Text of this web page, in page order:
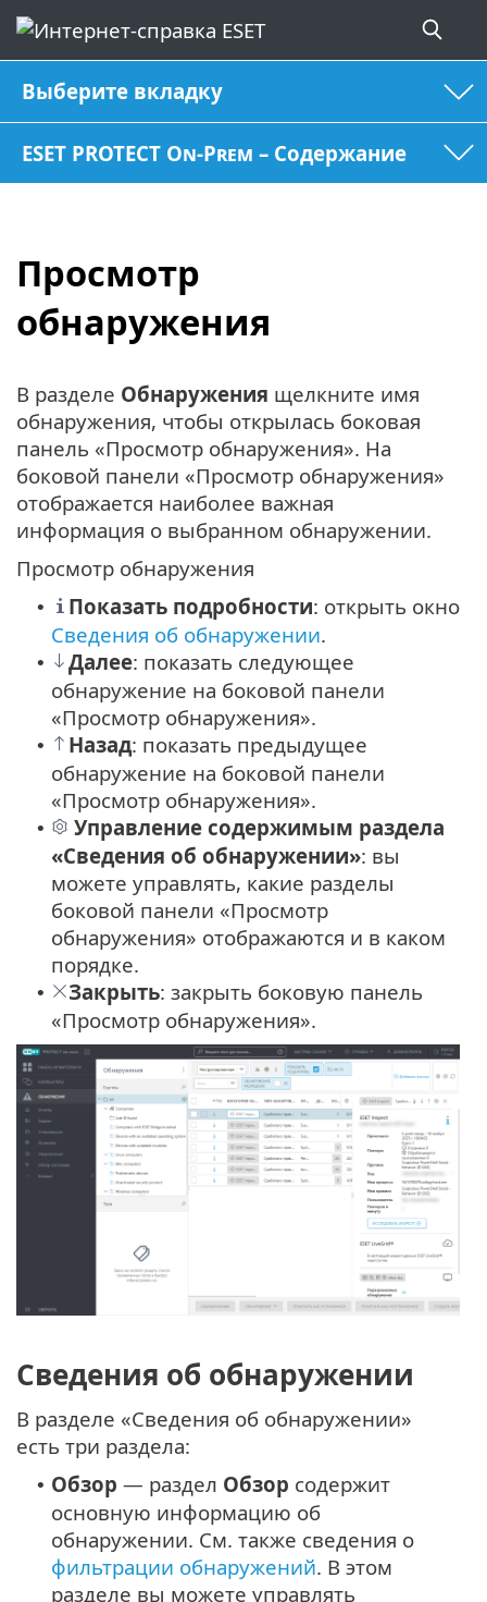
Выберите вкладку
ESET PROTECT On-Prem – Содержание
Просмотр
обнаружения
В разделе Обнаружения щелкните имя
обнаружения, чтобы открылась боковая
панель «Просмотр обнаружения». На
боковой панели «Просмотр обнаружения»
отображается наиболее важная
информация о выбранном обнаружении.
Просмотр обнаружения
• Показать подробности: открыть окно
Сведения об обнаружении.
• Далее: показать следующее
обнаружение на боковой панели
«Просмотр обнаружения».
• Назад: показать предыдущее
обнаружение на боковой панели
«Просмотр обнаружения».
•
Управление содержимым раздела
«Сведения об обнаружении»: вы
можете управлять, какие разделы
боковой панели «Просмотр
обнаружения» отображаются и в каком
порядке.
• Закрыть: закрыть боковую панель
«Просмотр обнаружения».
Сведения об обнаружении
В разделе «Сведения об обнаружении»
есть три раздела:
• Обзор — раздел Обзор содержит
основную информацию об
обнаружении. См. также сведения о
фильтрации обнаружений. В этом
разделе вы можете управлять